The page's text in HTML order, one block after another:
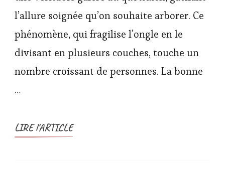
l’allure soignée qu’on souhaite arborer. Ce
phénomène, qui fragilise l’ongle en le
divisant en plusieurs couches, touche un
nombre croissant de personnes. La bonne
…
LIRE l'ARTICLE